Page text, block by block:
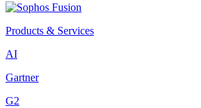
Products & Services
AI
Gartner
G2